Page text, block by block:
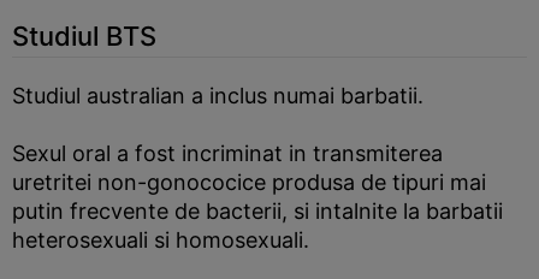
Studiul BTS
Studiul australian a inclus numai barbatii.
Sexul oral a fost incriminat in transmiterea
uretritei non-gonococice produsa de tipuri mai
putin frecvente de bacterii, si intalnite la barbatii
heterosexuali si homosexuali.